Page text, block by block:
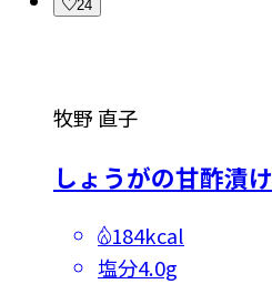
24
牧野 直子
しょうがの甘酢漬け
184kcal
塩分4.0g